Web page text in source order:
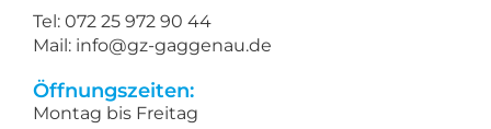
Tel: 072 25 972 90 44
Mail: info@gz-gaggenau.de
Öffnungszeiten:
Montag bis Freitag